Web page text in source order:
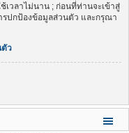
วลาไม่นาน ; ก่อนที่ท่านจะเข้าสู่
รปกป้องข้อมูลส่วนตัว และกรุณา
ตัว